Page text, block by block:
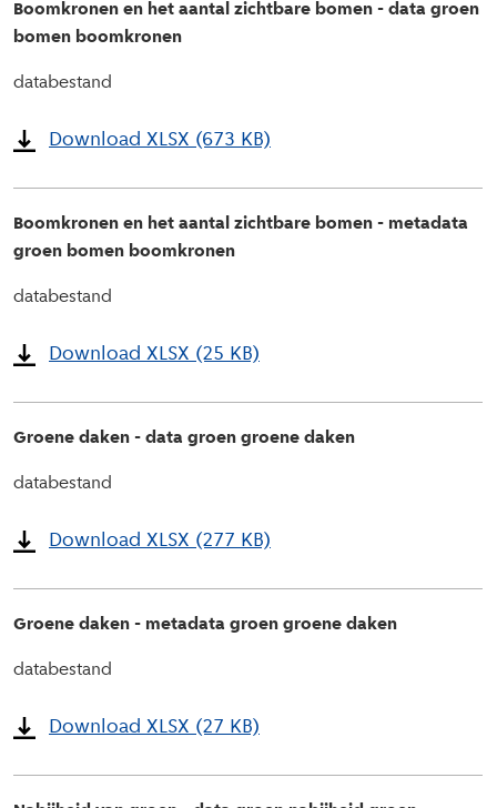
Boomkronen en het aantal zichtbare bomen - data groen
bomen boomkronen
databestand
Download XLSX (673 KB)
Boomkronen en het aantal zichtbare bomen - metadata
groen bomen boomkronen
databestand
Download XLSX (25 KB)
Groene daken - data groen groene daken
databestand
Download XLSX (277 KB)
Groene daken - metadata groen groene daken
databestand
Download XLSX (27 KB)